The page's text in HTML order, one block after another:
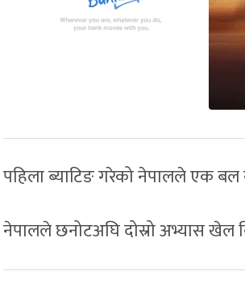
पहिला ब्याटिङ गरेको नेपालले एक
नेपालले छनोटअघि दोस्रो अभ्यास खेल